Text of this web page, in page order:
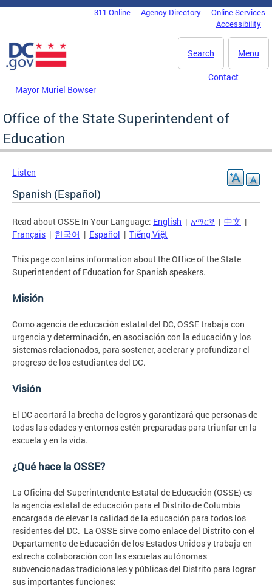
Skip to main content
DC Agency Top Menu311 Online Agency Directory
Online Services
Accessibility
Menu
Search
Mayor Muriel Bowser
Contact
Office of the State Superintendent of
Education
Listen
Spanish (Español)
Read about OSSE In Your Language: English | አማርኛ | 中文 |
Français | 한국어 | Español | Tiếng Việt
This page contains information about the Office of the State
Superintendent of Education for Spanish speakers.
Misión
Como agencia de educación estatal del DC, OSSE trabaja con
urgencia y determinación, en asociación con la educación y los
sistemas relacionados, para sostener, acelerar y profundizar el
progreso de los estudiantes del DC.
Visión
El DC acortará la brecha de logros y garantizará que personas de
todas las edades y entornos estén preparadas para triunfar en la
escuela y en la vida.
¿Qué hace la OSSE?
La Oficina del Superintendente Estatal de Educación (OSSE) es
la agencia estatal de educación para el Distrito de Columbia
encargada de elevar la calidad de la educación para todos los
residentes del DC. La OSSE sirve como enlace del Distrito con el
Departamento de Educación de los Estados Unidos y trabaja en
estrecha colaboración con las escuelas autónomas
subvencionadas tradicionales y públicas del Distrito para lograr
sus importantes funciones: